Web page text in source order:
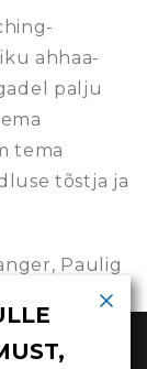
ahhaa-
palju
tema
tõstja ja
Paulig